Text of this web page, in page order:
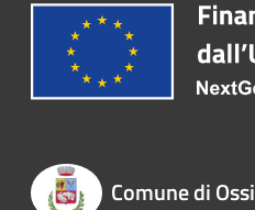
Comune di Ossi